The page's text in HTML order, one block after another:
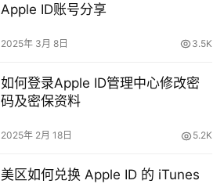
Apple ID账号分享
2025年 3月 8日 3.5K
如何登录Apple ID管理中心修改密
码及密保资料
2025年 2月 18日 5.2K
美区如何兑换 Apple ID 的 iTunes